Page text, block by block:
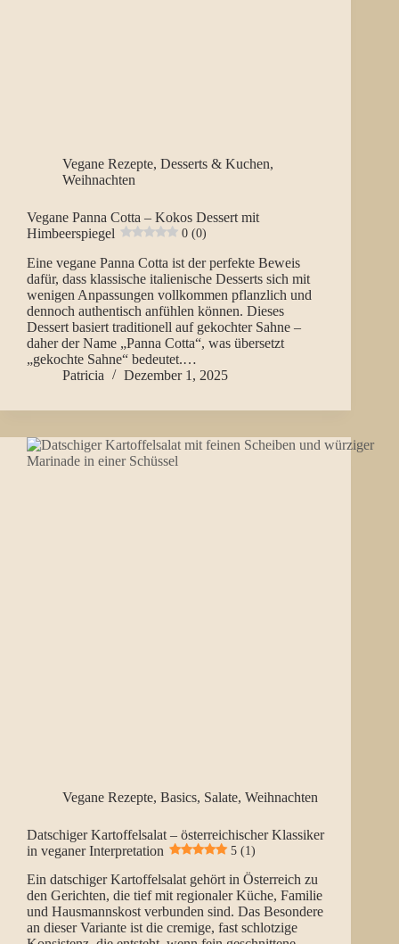
Vegane Rezepte, Desserts & Kuchen,
Weihnachten
Vegane Panna Cotta – Kokos Dessert mit
Himbeerspiegel
0 (0)
Eine vegane Panna Cotta ist der perfekte Beweis
dafür, dass klassische italienische Desserts sich mit
wenigen Anpassungen vollkommen pflanzlich und
dennoch authentisch anfühlen können. Dieses
Dessert basiert traditionell auf gekochter Sahne –
daher der Name „Panna Cotta“, was übersetzt
„gekochte Sahne“ bedeutet.…
Patricia
Dezember 1, 2025
Vegane Rezepte, Basics, Salate, Weihnachten
Datschiger Kartoffelsalat – österreichischer Klassiker
in veganer Interpretation
5 (1)
Ein datschiger Kartoffelsalat gehört in Österreich zu
den Gerichten, die tief mit regionaler Küche, Familie
und Hausmannskost verbunden sind. Das Besondere
an dieser Variante ist die cremige, fast schlotzige